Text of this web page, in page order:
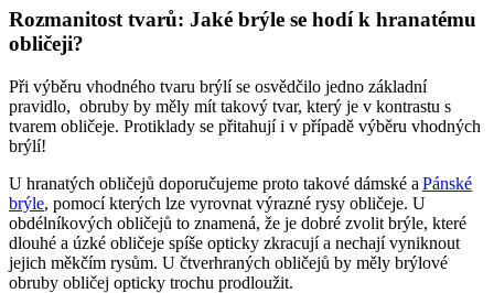
Rozmanitost tvarů: Jaké brýle se hodí k hranatému
obličeji?
Při výběru vhodného tvaru brýlí se osvědčilo jedno základní
pravidlo, obruby by měly mít takový tvar, který je v kontrastu s
tvarem obličeje. Protiklady se přitahují i v případě výběru vhodných
brýlí!
U hranatých obličejů doporučujeme proto takové dámské a Pánské
brýle, pomocí kterých lze vyrovnat výrazné rysy obličeje. U
obdélníkových obličejů to znamená, že je dobré zvolit brýle, které
dlouhé a úzké obličeje spíše opticky zkracují a nechají vyniknout
jejich měkčím rysům. U čtverhraných obličejů by měly brýlové
obruby obličej opticky trochu prodloužit.